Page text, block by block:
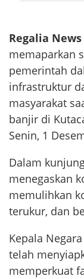
Regalia News
memaparkan
pemerintah
infrastruktur
masyarakat
banjir di
Senin, 1
Dalam
menegaskan
memulihkan
terukur, dan
Kepala
telah
memperkuat